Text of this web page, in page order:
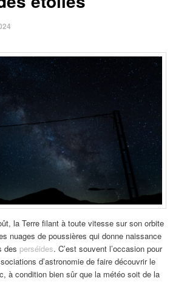
la Terre filant à toute vitesse sur son orbite
nuages de poussières qui donne naissance
des perséides. C’est souvent l’occasion pour
d’astronomie de faire découvrir le
à condition bien sûr que la météo soit de la